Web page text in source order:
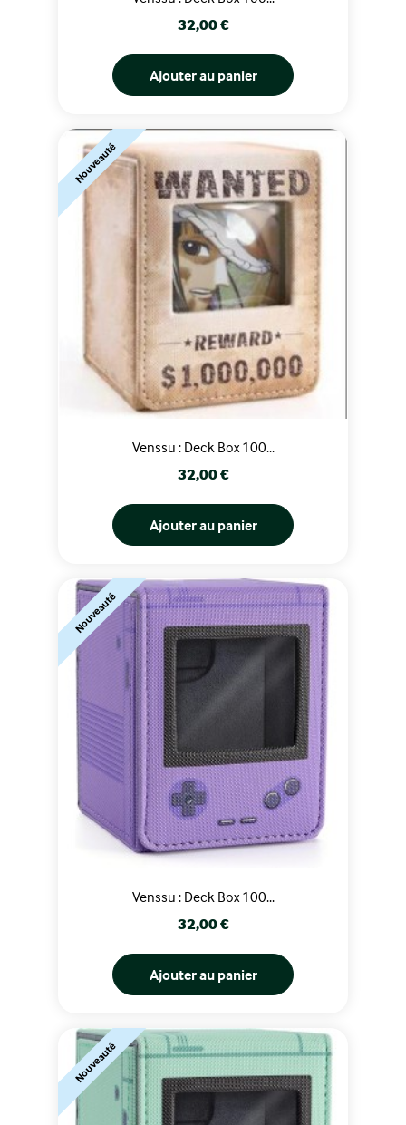
Prix
32,00 €
Ajouter au panier
Venssu : Deck Box 100...
Prix
32,00 €
Ajouter au panier
Nouveauté
Venssu : Deck Box 100...
Prix
32,00 €
Ajouter au panier
Nouveauté
Nouveauté